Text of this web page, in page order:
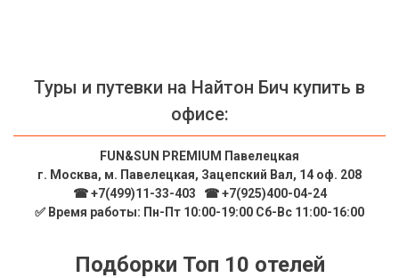
Туры и путевки на Найтон Бич купить в
офисе:
FUN&SUN PREMIUM Павелецкая
г. Москва, м. Павелецкая, Зацепский Вал, 14 оф. 208
☎ +7(499)11-33-403
☎ +7(925)400-04-24
✅ Время работы: Пн-Пт 10:00-19:00 Сб-Вс 11:00-16:00
Подборки Топ 10 отелей
Сетевые отели Сейшел